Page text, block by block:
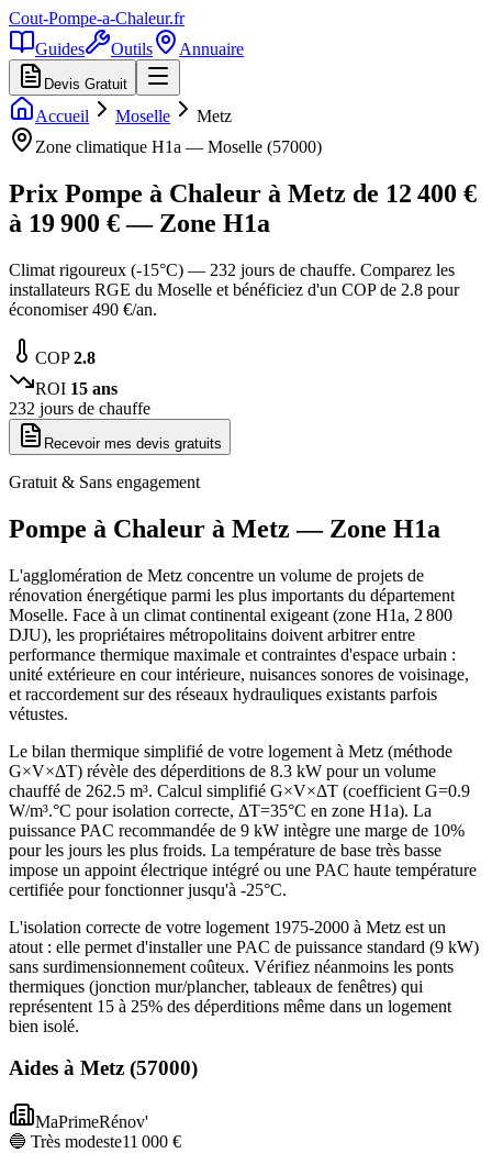
Cout-Pompe-a-Chaleur.fr
Guides
Outils Annuaire
Devis Gratuit
Accueil Moselle
Metz
Zone climatique H1a — Moselle (57000)
Prix Pompe à Chaleur à Metz de 12 400 €
à 19 900 € — Zone H1a
Climat rigoureux (-15°C) — 232 jours de chauffe. Comparez les
installateurs RGE du Moselle et bénéficiez d'un COP de 2.8 pour
économiser 490 €/an.
COP2.8
ROI 15 ans
232 jours de chauffe
Recevoir mes devis gratuits
Gratuit & Sans engagement
Pompe à Chaleur à Metz — Zone H1a
L'agglomération de Metz concentre un volume de projets de
rénovation énergétique parmi les plus importants du département
Moselle. Face à un climat continental exigeant (zone H1a, 2 800
DJU), les propriétaires métropolitains doivent arbitrer entre
performance thermique maximale et contraintes d'espace urbain :
unité extérieure en cour intérieure, nuisances sonores de voisinage,
et raccordement sur des réseaux hydrauliques existants parfois
vétustes.
Le bilan thermique simplifié de votre logement à Metz (méthode
G×V×ΔT) révèle des déperditions de 8.3 kW pour un volume
chauffé de 262.5 m³. Calcul simplifié G×V×ΔT (coefficient G=0.9
W/m³.°C pour isolation correcte, ΔT=35°C en zone H1a). La
puissance PAC recommandée de 9 kW intègre une marge de 10%
pour les jours les plus froids. La température de base très basse
impose un appoint électrique intégré ou une PAC haute température
certifiée pour fonctionner jusqu'à -25°C.
L'isolation correcte de votre logement 1975-2000 à Metz est un
atout : elle permet d'installer une PAC de puissance standard (9 kW)
sans surdimensionnement coûteux. Vérifiez néanmoins les ponts
thermiques (jonction mur/plancher, tableaux de fenêtres) qui
représentent 15 à 25% des déperditions même dans un logement
bien isolé.
Aides à Metz (57000)
MaPrimeRénov'
🔵 Très modeste11 000 €